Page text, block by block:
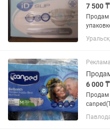
7 500 ₸
Продам
Реклама
6 000 ₸
Продам
в пачке